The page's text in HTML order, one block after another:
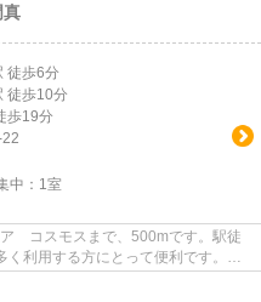
真
徒歩6分
徒歩10分
歩19分
中： 1室
コスモスまで、500mです。駅徒
利用する方にとって便利です。お